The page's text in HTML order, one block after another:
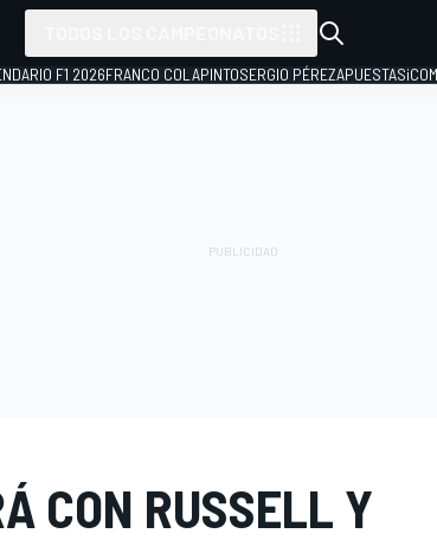
F1 2026FRANCO COLAPINTOSERGIO PÉREZAPUESTAS
CON RUSSELL Y